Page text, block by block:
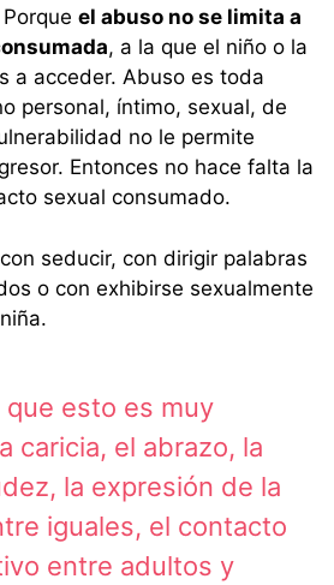
el abuso no se limita a
, a la que el niño o la
a acceder. Abuso es toda
personal, íntimo, sexual, de
no le permite
Entonces no hace falta la
sexual consumado.
seducir, con dirigir palabras
o con exhibirse sexualmente
esto es muy
caricia, el abrazo, la
la expresión de la
iguales, el contacto
entre adultos y